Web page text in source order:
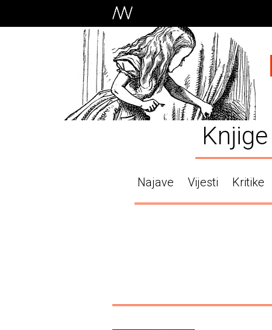
Knjige
Najave Vijesti Kritike